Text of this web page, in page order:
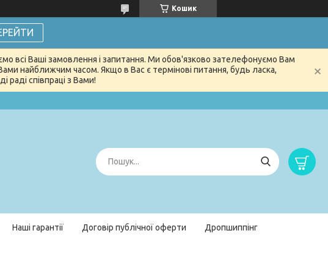
Кошик
всі Ваші замовлення і запитання. Ми обов'язково зателефонуємо Вам
найближчим часом. Якщо в Вас є термінові питання, будь ласка,
співпраці з Вами!
Наші гарантії Договір публічної оферти Дропшиппінг